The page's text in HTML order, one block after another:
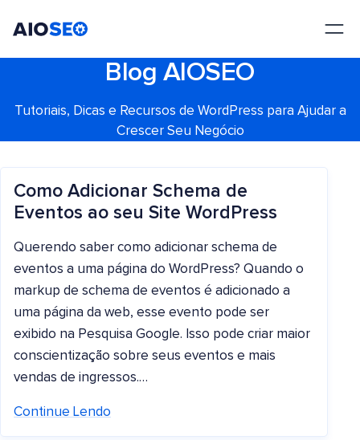
Blog AIOSEO
Tutoriais, Dicas e Recursos de WordPress para Ajudar a
Crescer Seu Negócio
Como Adicionar Schema de
Eventos ao seu Site WordPress
Querendo saber como adicionar schema de
eventos a uma página do WordPress? Quando o
markup de schema de eventos é adicionado a
uma página da web, esse evento pode ser
exibido na Pesquisa Google. Isso pode criar maior
conscientização sobre seus eventos e mais
vendas de ingressos.…
Continue Lendo